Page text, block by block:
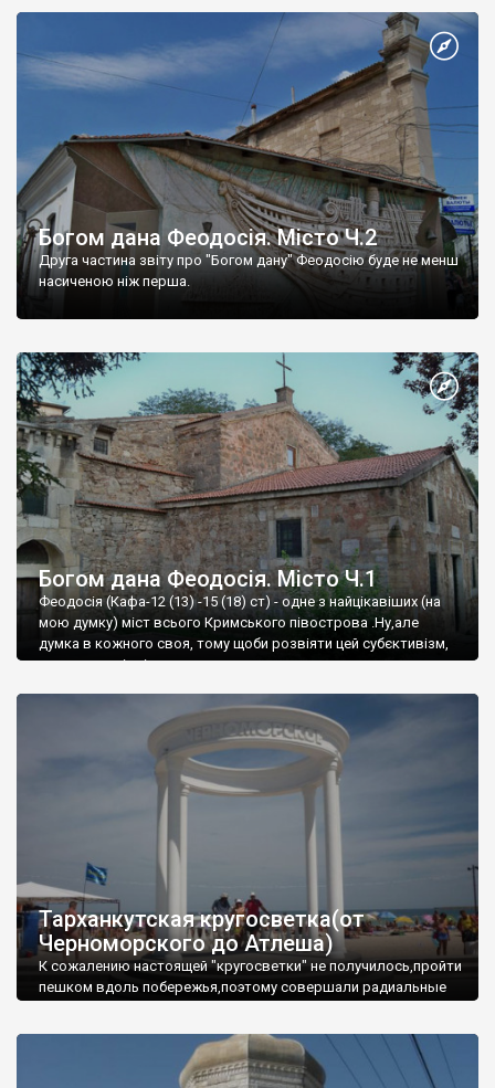
Богом дана Феодосія. Місто Ч.2
Друга частина звіту про "Богом дану" Феодосію буде не менш
насиченою ніж перша.
Богом дана Феодосія. Місто Ч.1
Феодосія (Кафа-12 (13) -15 (18) ст) - одне з найцікавіших (на
мою думку) міст всього Кримського півострова .Ну,але
думка в кожного своя, тому щоби розвіяти цей субєктивізм,
запрошую відвідати це
Тарханкутская кругосветка(от
Черноморского до Атлеша)
К сожалению настоящей "кругосветки" не получилось,пройти
пешком вдоль побережья,поэтому совершали радиальные